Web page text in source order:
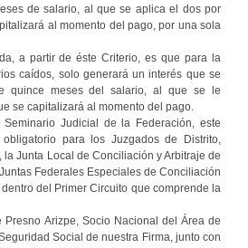
de salario, al que se aplica el dos por
al momento del pago, por una sola
a partir de éste Criterio, es que para la
caídos, solo generará un interés que se
quince meses del salario, al que se le
se capitalizará al momento del pago.
Judicial de la Federación, este
para los Juzgados de Distrito,
Junta Local de Conciliación y Arbitraje de
Federales Especiales de Conciliación
del Primer Circuito que comprende la
Presno Arizpe, Socio Nacional del Área de
Social de nuestra Firma, junto con